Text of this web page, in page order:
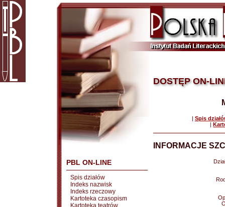
PBL ON-LINE
Spis działów
Indeks nazwisk
Indeks rzeczowy
Kartoteka czasopism
Kartoteka teatrów
DOSTĘP ON-
| Spis
|
INFORMACJE